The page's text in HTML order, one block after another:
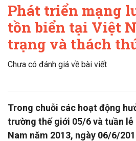
Phát triển mạng
tồn biển tại Việt
trạng và thách
Chưa có đánh giá về bài viết
Trong chuỗi các hoạt động
trường thế giới 05/6 và tuần lễ
Nam năm 2013, ngày 06/6/